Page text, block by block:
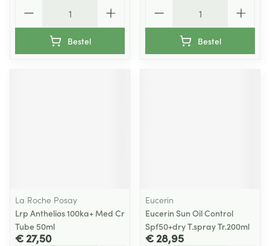
Bestel Bestel
La Roche Posay
Lrp Anthelios 100ka+ Med Cr
Tube 50ml
€ 27,50
Eucerin
Eucerin Sun Oil Control
Spf50+dry T.spray Tr.200ml
€ 28,95